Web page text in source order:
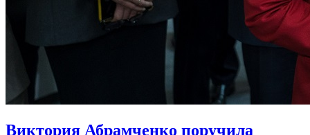
Виктория Абрамченко поручила